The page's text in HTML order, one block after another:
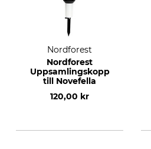
Nordforest
Nordforest
Uppsamlingskopp
till Novefella
120,00 kr